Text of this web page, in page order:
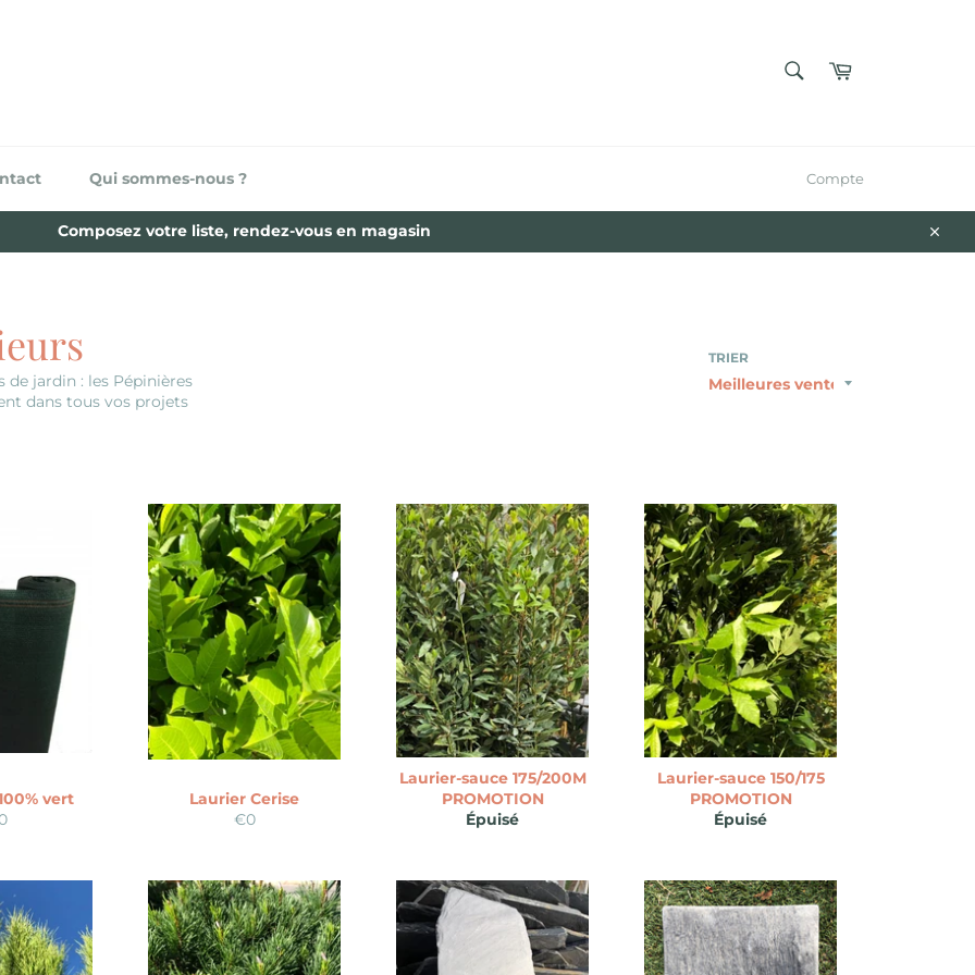
Panier
Qui sommes-nous ? Compte
Composez votre liste, rendez-vous en magasin
Close
de jardin : les Pépinières
dans tous vos projets
TRIER
vert
Laurier Cerise
Prix
€0
Laurier-sauce 175/200M
PROMOTION
Épuisé
Laurier-sauce 150/175
PROMOTION
Épuisé